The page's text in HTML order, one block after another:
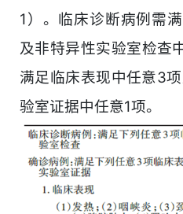
1）。临床诊断病例需
及非特异性实验室检查
满足临床表现中任意3
验室证据中任意1项。